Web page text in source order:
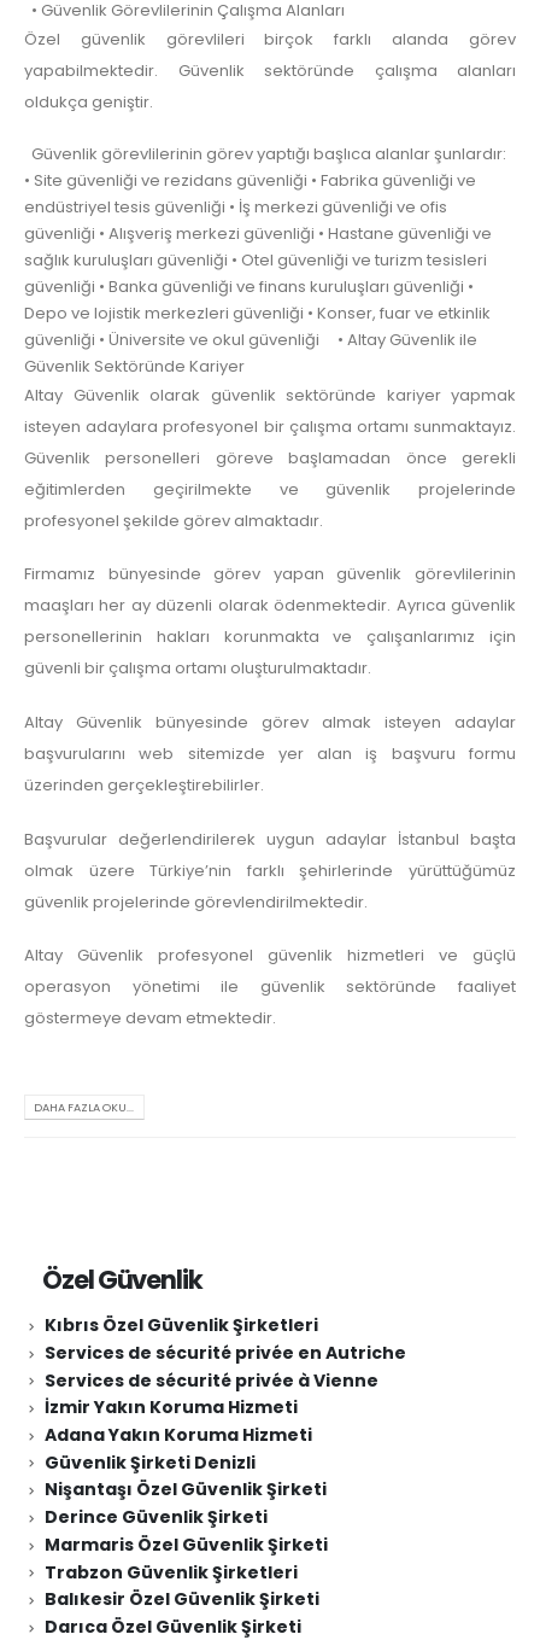
• Güvenlik Görevlilerinin Çalışma Alanları
Özel güvenlik görevlileri birçok farklı alanda görev
yapabilmektedir. Güvenlik sektöründe çalışma alanları
oldukça geniştir.
Güvenlik görevlilerinin görev yaptığı başlıca alanlar şunlardır:
• Site güvenliği ve rezidans güvenliği • Fabrika güvenliği ve
endüstriyel tesis güvenliği • İş merkezi güvenliği ve ofis
güvenliği • Alışveriş merkezi güvenliği • Hastane güvenliği ve
sağlık kuruluşları güvenliği • Otel güvenliği ve turizm tesisleri
güvenliği • Banka güvenliği ve finans kuruluşları güvenliği •
Depo ve lojistik merkezleri güvenliği • Konser, fuar ve etkinlik
güvenliği • Üniversite ve okul güvenliği • Altay Güvenlik ile
Güvenlik Sektöründe Kariyer
Altay Güvenlik olarak güvenlik sektöründe kariyer yapmak
isteyen adaylara profesyonel bir çalışma ortamı sunmaktayız.
Güvenlik personelleri göreve başlamadan önce gerekli
eğitimlerden geçirilmekte ve güvenlik projelerinde
profesyonel şekilde görev almaktadır.
Firmamız bünyesinde görev yapan güvenlik görevlilerinin
maaşları her ay düzenli olarak ödenmektedir. Ayrıca güvenlik
personellerinin hakları korunmakta ve çalışanlarımız için
güvenli bir çalışma ortamı oluşturulmaktadır.
Altay Güvenlik bünyesinde görev almak isteyen adaylar
başvurularını web sitemizde yer alan iş başvuru formu
üzerinden gerçekleştirebilirler.
Başvurular değerlendirilerek uygun adaylar İstanbul başta
olmak üzere Türkiye’nin farklı şehirlerinde yürüttüğümüz
güvenlik projelerinde görevlendirilmektedir.
Altay Güvenlik profesyonel güvenlik hizmetleri ve güçlü
operasyon yönetimi ile güvenlik sektöründe faaliyet
göstermeye devam etmektedir.
DAHA FAZLA OKU...
Özel Güvenlik
Kıbrıs Özel Güvenlik Şirketleri
Services de sécurité privée en Autriche
Services de sécurité privée à Vienne
İzmir Yakın Koruma Hizmeti
Adana Yakın Koruma Hizmeti
Güvenlik Şirketi Denizli
Nişantaşı Özel Güvenlik Şirketi
Derince Güvenlik Şirketi
Marmaris Özel Güvenlik Şirketi
Trabzon Güvenlik Şirketleri
Balıkesir Özel Güvenlik Şirketi
Darıca Özel Güvenlik Şirketi